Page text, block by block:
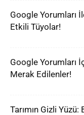
Google Yorumları
Etkili Tüyolar!
Google Yorumları
Merak Edilenler!
Tarımın Gizli